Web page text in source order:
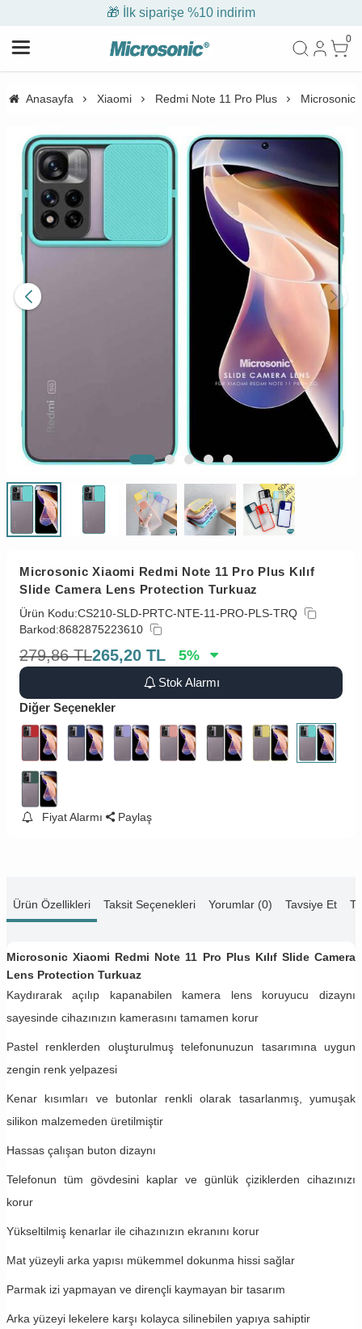
🎁 İlk siparişe %10 indirim
0
Anasayfa Xiaomi Redmi Note 11 Pro Plus Microsonic
Microsonic Xiaomi Redmi Note 11 Pro Plus Kılıf
Slide Camera Lens Protection Turkuaz
Ürün Kodu:CS210-SLD-PRTC-NTE-11-PRO-PLS-TRQ
Barkod:8682875223610
279,86 TL265,20 TL 5%
Stok Alarmı
Diğer Seçenekler
Fiyat Alarmı Paylaş
Ürün Özellikleri Taksit Seçenekleri Yorumlar (0) Tavsiye Et
Microsonic Xiaomi Redmi Note 11 Pro Plus Kılıf Slide Camera
Lens Protection Turkuaz
Kaydırarak açılıp kapanabilen kamera lens koruyucu dizaynı
sayesinde cihazınızın kamerasını tamamen korur
Pastel renklerden oluşturulmuş telefonunuzun tasarımına uygun
zengin renk yelpazesi
Kenar kısımları ve butonlar renkli olarak tasarlanmış, yumuşak
silikon malzemeden üretilmiştir
Hassas çalışan buton dizaynı
Telefonun tüm gövdesini kaplar ve günlük çiziklerden cihazınızı
korur
Yükseltilmiş kenarlar ile cihazınızın ekranını korur
Mat yüzeyli arka yapısı mükemmel dokunma hissi sağlar
Parmak izi yapmayan ve dirençli kaymayan bir tasarım
Arka yüzeyi lekelere karşı kolayca silinebilen yapıya sahiptir